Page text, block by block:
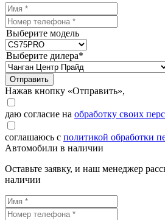
Выберите модель
Выберите дилера*
Отправить
Нажав кнопку «Отправить»,
даю согласие на обработку своих
соглашаюсь с политикой обработки
Автомобили в наличии
Оставьте заявку, и наш менеджер
наличии